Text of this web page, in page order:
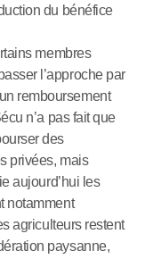
du bénéfice
membres
l’approche par
remboursement
n’a pas fait que
des
privées, mais
aujourd’hui les
notamment
agriculteurs restent
paysanne,